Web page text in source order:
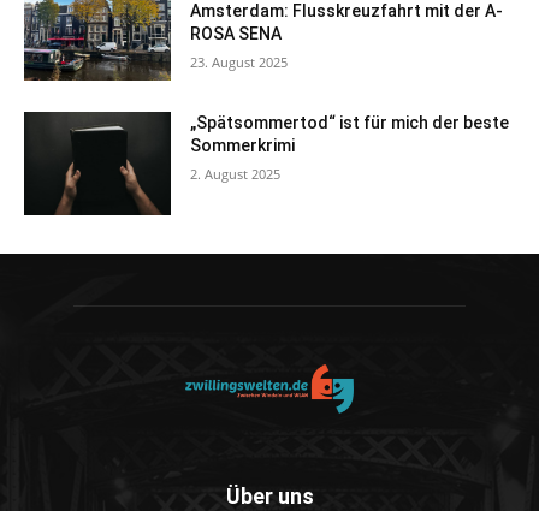
Amsterdam: Flusskreuzfahrt mit der A-
ROSA SENA
23. August 2025
„Spätsommertod“ ist für mich der beste
Sommerkrimi
2. August 2025
Über uns